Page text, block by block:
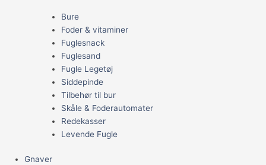
Bure
Foder & vitaminer
Fuglesnack
Fuglesand
Fugle Legetøj
Siddepinde
Tilbehør til bur
Skåle & Foderautomater
Redekasser
Levende Fugle
Gnaver